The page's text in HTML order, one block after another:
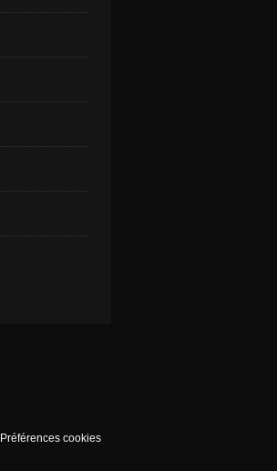
Préférences cookies